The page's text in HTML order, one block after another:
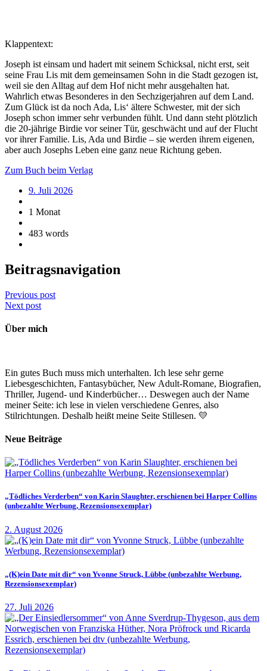
Klappentext:
Joseph ist einsam und hadert mit seinem Schicksal, nicht erst, seit
seine Frau Lis mit dem gemeinsamen Sohn in die Stadt gezogen ist,
weil sie den Alltag auf dem Hof nicht mehr ausgehalten hat.
Wahrlich etwas Besonderes in den Sechzigerjahren auf dem Land.
Zum Glück ist da noch Ada, Lis‘ ältere Schwester, mit der sich
Joseph schon immer sehr verbunden fühlt. Und dann steht plötzlich
die 20-jährige Birdie vor seiner Tür, geschwächt und auf der Flucht
vor ihrer Familie. Lis, Ada und Birdie – sie werden ihrem eigenen,
aber auch Josephs Leben eine ganz neue Richtung geben.
Zum Buch beim Verlag
9. Juli 2026
1 Monat
483 words
Beitragsnavigation
Previous post
Next post
Über mich
Ein gutes Buch muss mich unterhalten. Ich lese sehr gerne
Liebesgeschichten, Fantasybücher, New Adult-Romane, Biografien,
Thriller, Jugend- und Kinderbücher… Deswegen auch der Name
meiner Seite: ich lese in vielen verschiedene Genres, also
Stilrichtungen. Deshalb heißt meine Seite Stillesen. 💛
Neue Beiträge
„Tödliches Verderben“ von Karin Slaughter, erschienen bei Harper Collins
(unbezahlte Werbung, Rezensionsexemplar)
2. August 2026
„(K)ein Date mit dir“ von Yvonne Struck, Lübbe (unbezahlte Werbung,
Rezensionsexemplar)
27. Juli 2026